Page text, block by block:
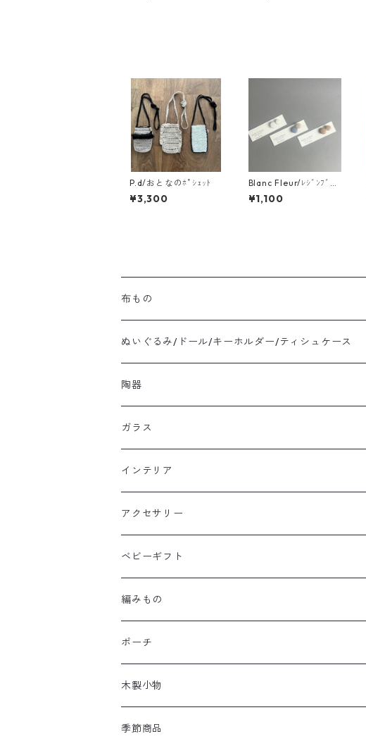
P.d/おとなのﾎﾟｼｪｯﾄ
¥3,300
Blanc Fleur/ﾚｼﾞﾝﾌﾞﾛｰ
ﾁ
¥1,100
布もの
ぬいぐるみ/ドール/キーホルダー/ティシュケース
陶器
ガラス
インテリア
アクセサリー
ベビーギフト
編みもの
ポーチ
木製小物
季節商品